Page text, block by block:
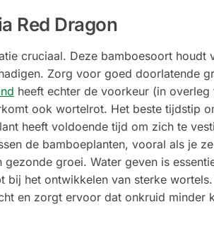
Red Dragon
cruciaal. Deze bamboesoort houdt
Zorg voor goed doorlatende
heeft echter de voorkeur (in
ook wortelrot. Het beste tijdstip
heeft voldoende tijd om zich te
de bamboeplanten, vooral als je
groei. Water geven is
het ontwikkelen van sterke
en zorgt ervoor dat onkruid minder